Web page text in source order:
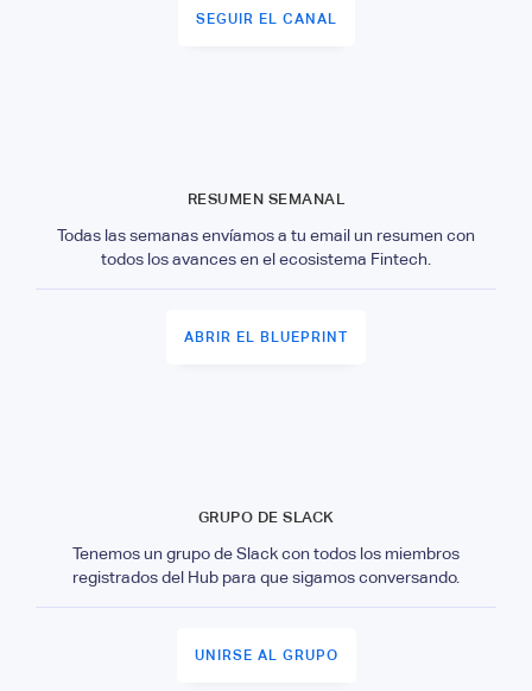
SEGUIR EL CANAL
RESUMEN SEMANAL
Todas las semanas envíamos a tu email un resumen con
todos los avances en el ecosistema Fintech.
ABRIR EL BLUEPRINT
GRUPO DE SLACK
Tenemos un grupo de Slack con todos los miembros
registrados del Hub para que sigamos conversando.
UNIRSE AL GRUPO